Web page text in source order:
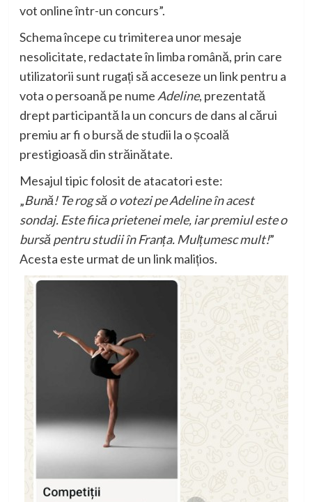
vot online într-un concurs”.
Schema începe cu trimiterea unor mesaje
nesolicitate, redactate în limba română, prin care
utilizatorii sunt rugați să acceseze un link pentru a
vota o persoană pe nume Adeline, prezentată
drept participantă la un concurs de dans al cărui
premiu ar fi o bursă de studii la o școală
prestigioasă din străinătate.
Mesajul tipic folosit de atacatori este:
„Bună! Te rog să o votezi pe Adeline în acest
sondaj. Este fiica prietenei mele, iar premiul este o
bursă pentru studii în Franța. Mulțumesc mult!”
Acesta este urmat de un link malițios.